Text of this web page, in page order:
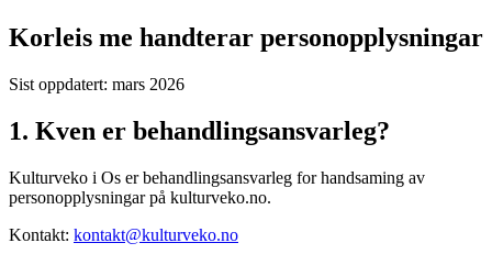
Korleis me handterar personopplysningar
Sist oppdatert: mars 2026
1. Kven er behandlingsansvarleg?
Kulturveko i Os er behandlingsansvarleg for handsaming av
personopplysningar på kulturveko.no.
Kontakt: kontakt@kulturveko.no